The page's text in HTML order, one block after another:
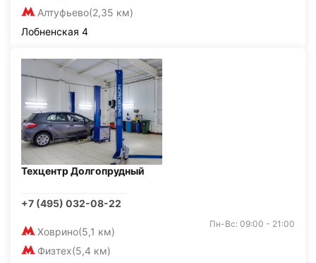
Алтуфьево(2,35 км)
Лобненская 4
Техцентр Долгопрудный
+7 (495) 032-08-22
Ховрино(5,1 км)
Физтех(5,4 км)
Пн-Вс: 09:00 - 21:00